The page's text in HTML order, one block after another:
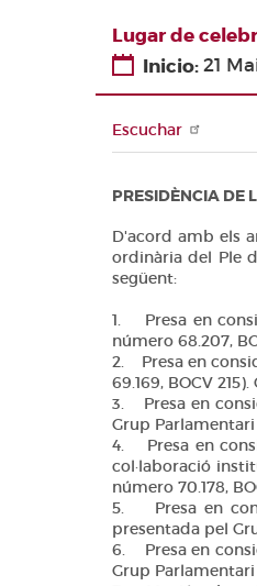
Biblioteca
Diari de
Sessions del
Ple
Diari de
Sessions de
Diari de la
Diputació
Permanent
Publicacions
no oficials
Anuari de
Dret
Temes de
les Corts
Corts
Altres
EUROPEA
Lugar de
Inicio 21
Escuchar
PRESIDÈNCIA DE
D'acord amb els
ordinària del Ple
següent:
1. Presa en
número 68.207,
2. Presa en
69.169, BOCV
3. Presa en
Grup Parlamentari
4. Presa en
col·laboració
número 70.178,
5. Presa en
presentada pel
6. Presa en
Grup Parlamentari